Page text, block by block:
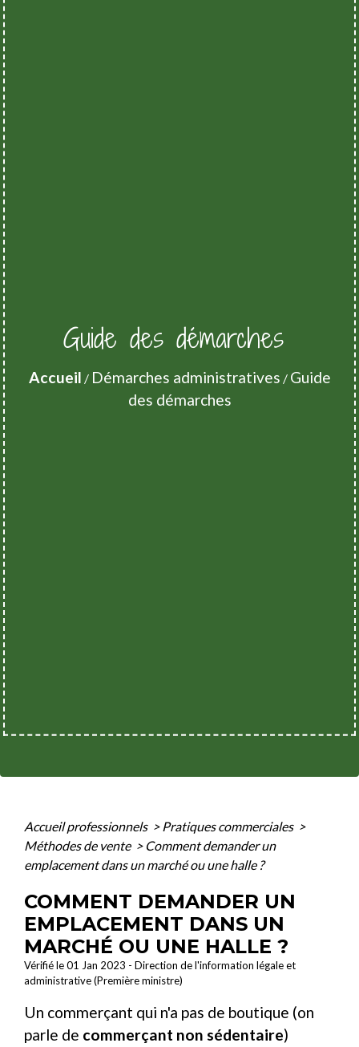
Guide des démarches
Accueil / Démarches administratives / Guide
des démarches
Accueil professionnels > Pratiques commerciales >
Méthodes de vente > Comment demander un
emplacement dans un marché ou une halle ?
COMMENT DEMANDER UN
EMPLACEMENT DANS UN
MARCHÉ OU UNE HALLE ?
Vérifié le 01 Jan 2023 - Direction de l'information légale et
administrative (Première ministre)
Un commerçant qui n'a pas de boutique (on
parle de commerçant non sédentaire)